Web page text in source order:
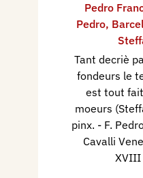
Pedro
Pedro,
Tant decriè
fondeurs le
est tout
moeurs
pinx. - F.
Cavalli
XVIII